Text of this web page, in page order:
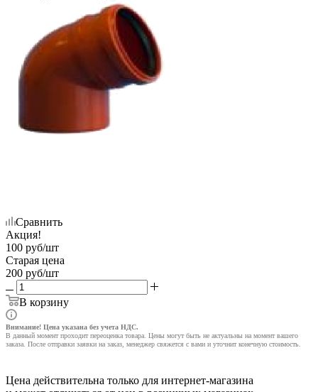
Сравнить
Акция!
100 руб/шт
Старая цена
200 руб/шт
В корзину
Внимание! Цена указана без учета НДС.
В данный момент проходит переоценка товара. Цены могут быть не актуальны на момент вашего
заказа. После отправки заявки на заказ, менеджер свяжется с вами и уточнит конечную стоимость.
Цена действительна только для интернет-магазина